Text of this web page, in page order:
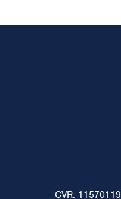
CVR: 11570119